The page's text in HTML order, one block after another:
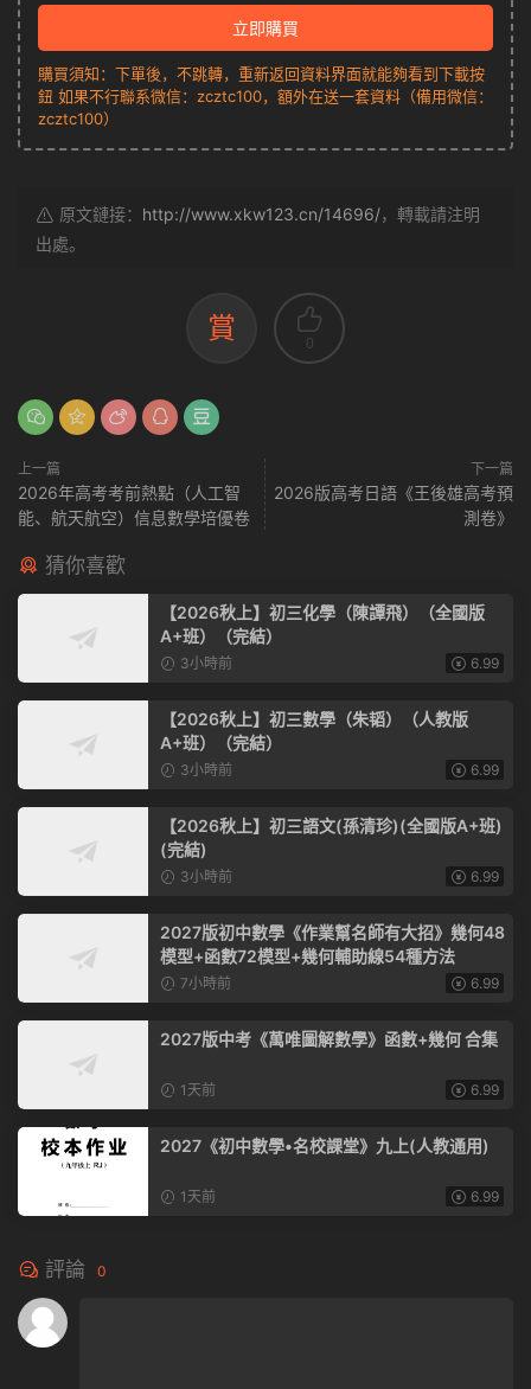
立即購買
購買須知：下單後，不跳轉，重新返回資料界面就能夠看到下載按
鈕 如果不行聯系微信：zcztc100，額外在送一套資料（備用微信：
zcztc100）
原文鏈接： http://www.xkw123.cn/14696/，轉載請注明
出處。
賞 0
上一篇
2026年高考考前熱點（人工智
能、航天航空）信息數學培優卷
下一篇
2026版高考日語《王後雄高考預
測卷》
猜你喜歡
【2026秋上】初三化學（陳譚飛）（全國版
A+班）（完結）
3小時前 6.99
【2026秋上】初三數學（朱韬）（人教版
A+班）（完結）
3小時前 6.99
【2026秋上】初三語文(孫清珍)(全國版A+班)
(完結)
3小時前 6.99
2027版初中數學《作業幫名師有大招》幾何48
模型+函數72模型+幾何輔助線54種方法
7小時前 6.99
2027版中考《萬唯圖解數學》函數+幾何 合集
1天前 6.99
2027《初中數學•名校課堂》九上(人教通用)
1天前 6.99
評論 0